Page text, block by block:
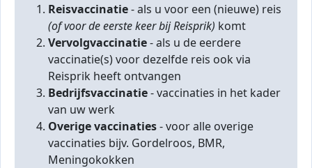
Reisvaccinatie- als u voor een (nieuwe) reis
(of voor de eerste keer bij Reisprik) komt
Vervolgvaccinatie- als u de eerdere
vaccinatie(s) voor dezelfde reis ook via
Reisprik heeft ontvangen
Bedrijfsvaccinatie- vaccinaties in het kader
van uw werk
Overige vaccinaties- voor alle overige
vaccinaties bijv. Gordelroos, BMR,
Meningokokken